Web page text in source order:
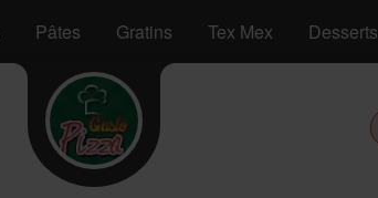
Pâtes Gratins Tex Mex Desserts